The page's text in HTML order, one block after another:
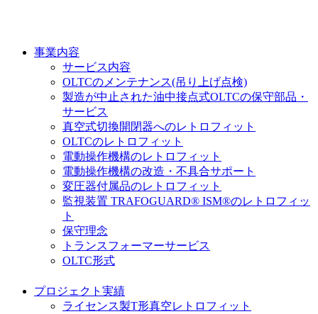
事業内容
サービス内容
OLTCのメンテナンス(吊り上げ点検)
製造が中止された油中接点式OLTCの保守部品・
サービス
真空式切換開閉器へのレトロフィット
OLTCのレトロフィット
電動操作機構のレトロフィット
電動操作機構の改造・不具合サポート
変圧器付属品のレトロフィット
監視装置 TRAFOGUARD® ISM®のレトロフィッ
ト
保守理念
トランスフォーマーサービス
OLTC形式
プロジェクト実績
ライセンス製T形真空レトロフィット